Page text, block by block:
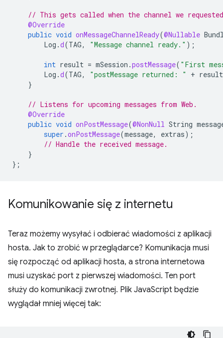
// This gets called when the channel we
@Override
public void onMessageChannelReady(@Nullable
Log .d(TAG, "Message channel ready." );
int result = mSession .postMessage( "First
Log .d(TAG, "postMessage returned: " + result
}
// Listens for upcoming messages from Web.
@Override
public void onPostMessage(@NonNull String
super .onPostMessage(message, extras);
// Handle the received message.
}
};
Komunikowanie się z internetu
Teraz możemy wysyłać i odbierać wiadomości z aplikacji
hosta. Jak to zrobić w przeglądarce? Komunikacja musi
się rozpocząć od aplikacji hosta, a strona internetowa
musi uzyskać port z pierwszej wiadomości. Ten port
służy do komunikacji zwrotnej. Plik JavaScript będzie
wyglądał mniej więcej tak: